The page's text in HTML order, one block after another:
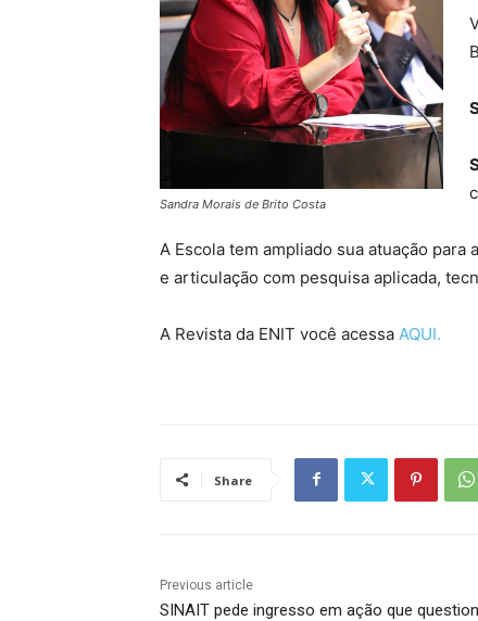
Sandra Morais de Brito Costa
A Escola tem ampliado sua atuação
e articulação com pesquisa aplicada,
A Revista da ENIT você acessa AQUI.
Share
Previous article
SINAIT pede ingresso em ação que